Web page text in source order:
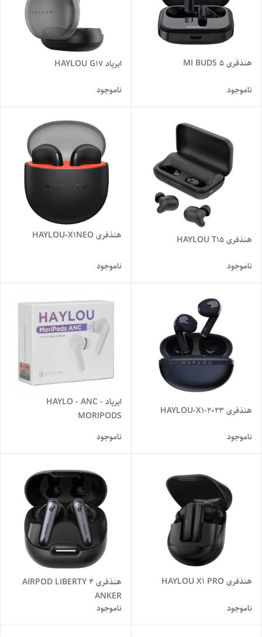
هنذفری MI BUDS 5
ناموجود
ایرپاد HAYLOU G17
ناموجود
هنذفری HAYLOU T15
ناموجود
هنذفری HAYLOU-X1NEO
ناموجود
هنذفری HAYLOU-X1-2023
ناموجود
ایرپاد HAYLO - ANC -
MORIPODS
ناموجود
هنذفری HAYLOU X1 PRO
ناموجود
هنذفری AIRPOD LIBERTY 4
ANKER
ناموجود